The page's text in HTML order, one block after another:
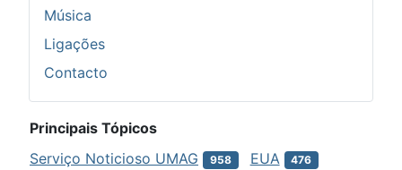
Música
Ligações
Contacto
Principais Tópicos
Serviço Noticioso UMAG
958 EUA 476